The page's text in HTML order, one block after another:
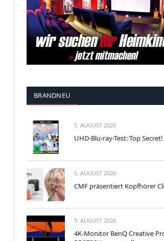
BRANDNEU
5. AUGUST 2026
UHD-Blu-ray-Test: Top Secret!
5. AUGUST 2026
CMF präsentiert Kopfhörer
5. AUGUST 2026
4K-Monitor BenQ Creative